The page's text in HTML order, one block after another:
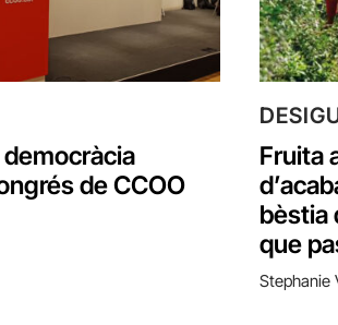
de CCOO
Fruita
bèstia
que
Stephanie